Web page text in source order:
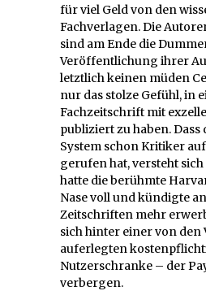
für viel Geld von den
Fachverlagen. Die
sind am Ende die
Veröffentlichung ihrer
letztlich keinen müden
nur das stolze Gefühl, in
Fachzeitschrift mit
publiziert zu haben. Dass
System schon Kritiker
gerufen hat, versteht sich
hatte die berühmte
Nase voll und kündigte
Zeitschriften mehr
sich hinter einer von den
auferlegten
Nutzerschranke – der
verbergen.